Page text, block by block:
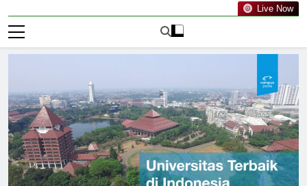
Live Now